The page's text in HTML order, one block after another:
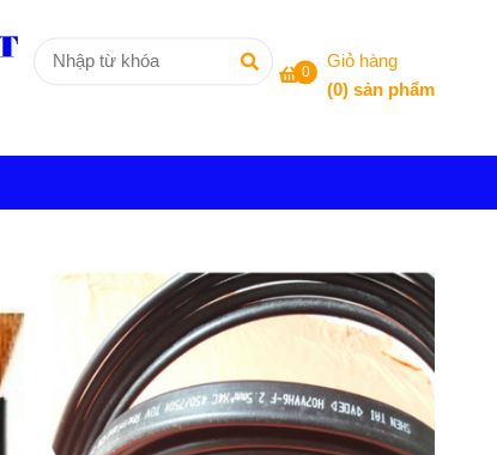
0
Giỏ hàng
(0) sản phẩm